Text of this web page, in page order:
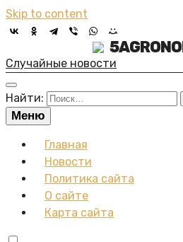
Skip to content
Случайные новости
Найти:
Меню
Главная
Новости
Политика сайта
О сайте
Карта сайта